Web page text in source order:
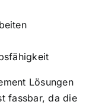
Lösungen
fassbar, da die